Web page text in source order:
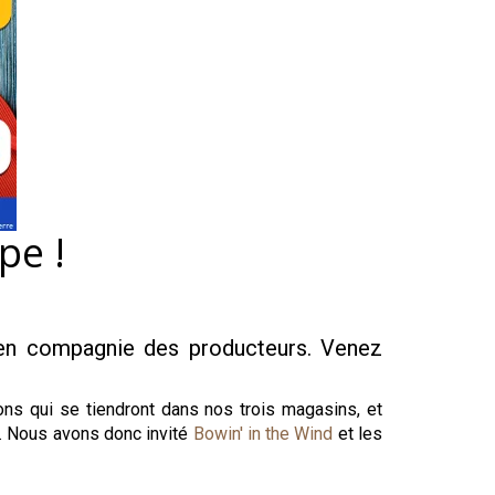
!
compagnie des producteurs. Venez
qui se tiendront dans nos trois magasins, et
avons donc invité Bowin' in the Wind et les